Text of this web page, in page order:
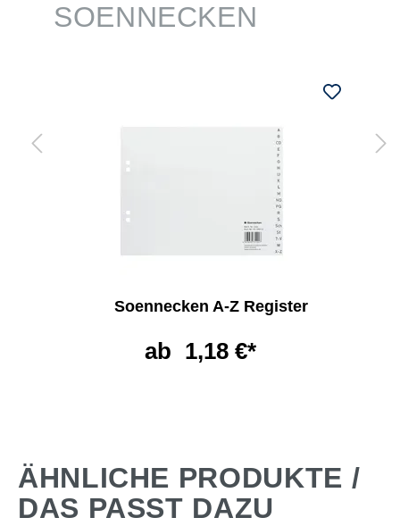
SOENNECKEN
Soennecken A-Z Register
ab 1,18 €*
ÄHNLICHE PRODUKTE /
DAS PASST DAZU